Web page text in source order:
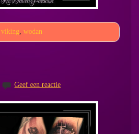
viking wodan
Geef een reactie